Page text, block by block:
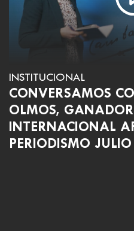
INSTITUCIONAL
CONVERSAMOS
OLMOS,
INTERNACIONAL
PERIODISMO